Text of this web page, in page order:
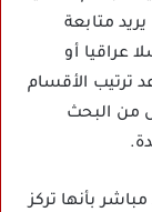
متابعة
عراقيا أو
ترتيب الأقسام
من البحث
برابط مباشر بأنها تركز